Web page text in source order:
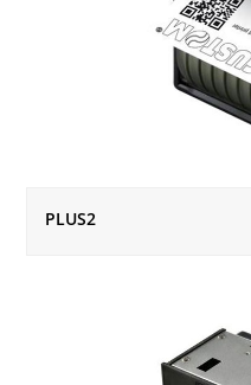
PLUS2